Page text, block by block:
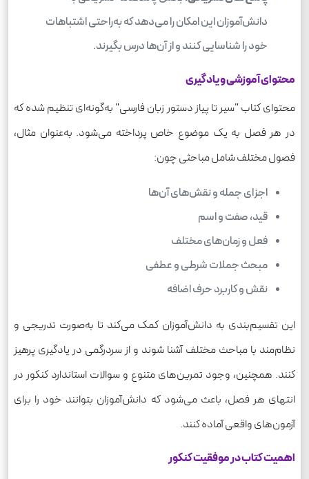
دانش‌آموزان این امکان را می‌دهد که به‌راحتی اشتباهات
خود را شناسایی کنند و از آن‌ها درس بگیرند.
محتوای آموزشی و یادگیری
محتوای کتاب "سیر تا پیاز دستور زبان فارسی" به‌گونه‌ای تنظیم شده که
در هر فصل به یک موضوع خاص پرداخته می‌شود. به‌عنوان مثال،
فصول مختلف شامل مباحثی چون:
اجزای جمله و نقش‌های آن‌ها
قید، صفت و اسم
فعل و زمان‌های مختلف
مبحث جملات شرطی و عطفی
نقش و کاربرد حرف اضافه
این تقسیم‌بندی به دانش‌آموزان کمک می‌کند تا به‌صورت تدریجی و
نظام‌مند با مباحث مختلف آشنا شوند و از سردرگمی در یادگیری پرهیز
کنند. همچنین، وجود تمرین‌های متنوع و سوالات استاندارد کنکور در
انتهای هر فصل، باعث می‌شود که دانش‌آموزان بتوانند خود را برای
آزمون‌های واقعی آماده کنند.
اهمیت کتاب در موفقیت کنکور